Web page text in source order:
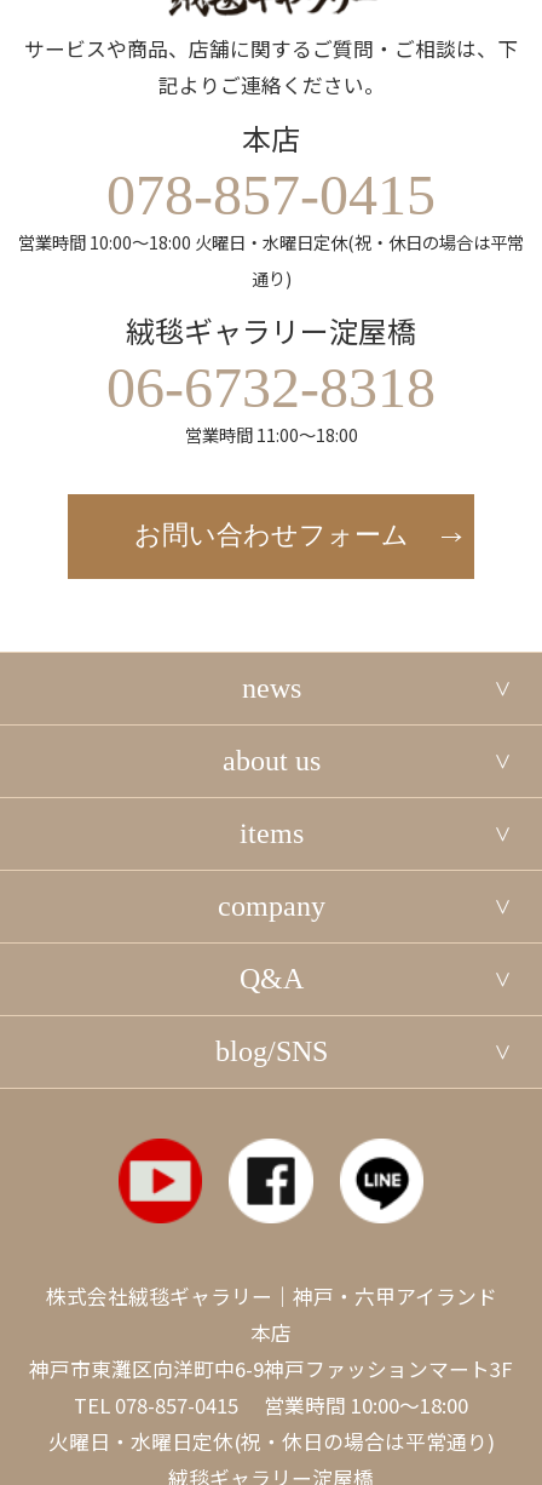
サービスや商品、店舗に関するご質問・ご相談は、下
記よりご連絡ください。
本店
078-857-0415
営業時間 10:00～18:00 火曜日・水曜日定休(祝・休日の場合は平常
通り)
絨毯ギャラリー淀屋橋
06-6732-8318
営業時間 11:00～18:00
お問い合わせフォーム
news
about us
items
company
Q&A
blog/SNS
株式会社絨毯ギャラリー｜神戸・六甲アイランド
本店
神戸市東灘区向洋町中6-9神戸ファッションマート3F
TEL 078-857-0415 営業時間 10:00～18:00
火曜日・水曜日定休(祝・休日の場合は平常通り)
絨毯ギャラリー淀屋橋